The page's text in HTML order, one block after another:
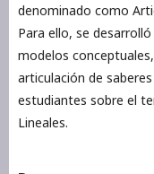
denominado como
Para ello, se
modelos
articulación de
estudiantes sobre el
Lineales.